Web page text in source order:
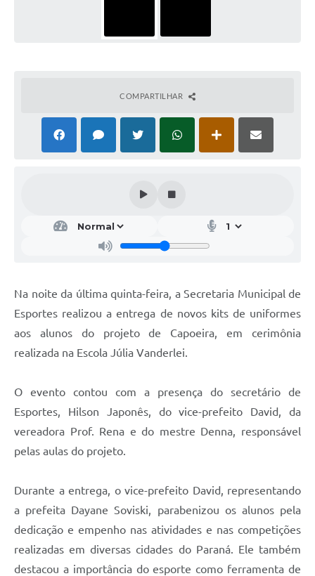
COMPARTILHAR
Na noite da última quinta-feira, a Secretaria Municipal de
Esportes realizou a entrega de novos kits de uniformes
aos alunos do projeto de Capoeira, em cerimônia
realizada na Escola Júlia Vanderlei.
O evento contou com a presença do secretário de
Esportes, Hilson Japonês, do vice-prefeito David, da
vereadora Prof. Rena e do mestre Denna, responsável
pelas aulas do projeto.
Durante a entrega, o vice-prefeito David, representando
a prefeita Dayane Soviski, parabenizou os alunos pela
dedicação e empenho nas atividades e nas competições
realizadas em diversas cidades do Paraná. Ele também
destacou a importância do esporte como ferramenta de